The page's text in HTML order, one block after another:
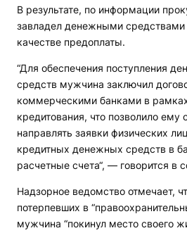
В результате, по информации
завладел денежными
качестве предоплаты.
“Для обеспечения поступления
средств мужчина заключил
коммерческими банками в рамках
кредитования, что позволило ему
направлять заявки физических
кредитных денежных средств в
расчетные счета“, — говорится в
Надзорное ведомство отмечает,
потерпевших в
мужчина “покинул место своего